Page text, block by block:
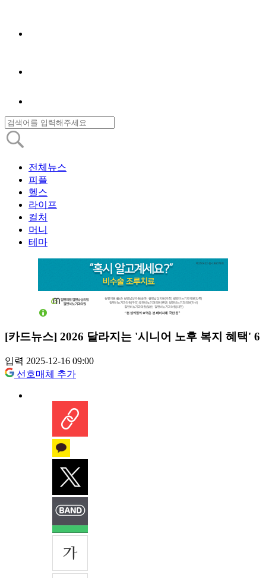
전체뉴스
피플
헬스
라이프
컬처
머니
테마
[카드뉴스] 2026 달라지는 '시니어 노후 복지 혜택' 6
입력 2025-12-16 09:00
선호매체 추가